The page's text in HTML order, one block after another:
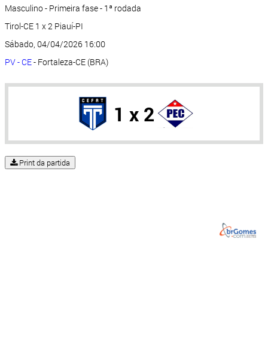
Masculino - Primeira fase - 1ª rodada
Tirol-CE 1 x 2 Piauí-PI
Sábado, 04/04/2026 16:00
PV - CE- Fortaleza-CE (BRA)
1 x 2
Print da partida